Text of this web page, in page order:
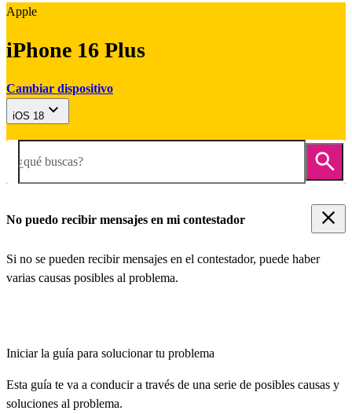
Apple
iPhone 16 Plus
Cambiar dispositivo
iOS 18
¿qué buscas?
No puedo recibir mensajes en mi contestador
Si no se pueden recibir mensajes en el contestador, puede haber
varias causas posibles al problema.
Iniciar la guía para solucionar tu problema
Esta guía te va a conducir a través de una serie de posibles causas y
soluciones al problema.